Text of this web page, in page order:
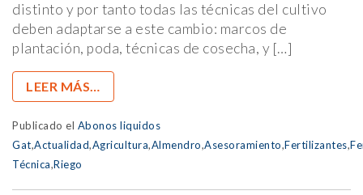
distinto y por tanto todas las técnicas del cultivo
deben adaptarse a este cambio: marcos de
plantación, poda, técnicas de cosecha, y […]
LEER MÁS…
Publicado el Abonos liquidos
Gat,Actualidad,Agricultura,Almendro,Asesoramiento,Fertilizantes,
Técnica,Riego